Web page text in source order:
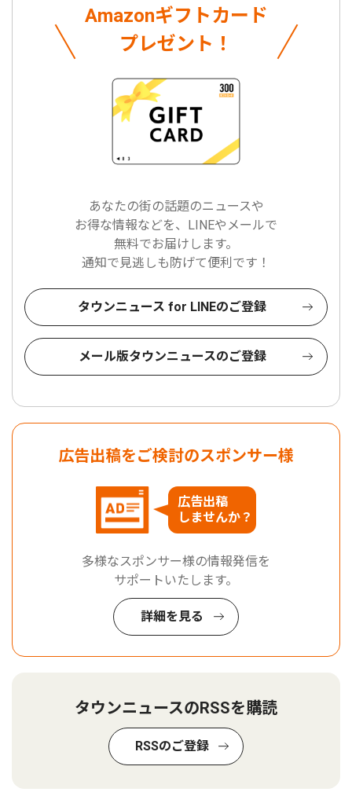
Amazonギフトカード
プレゼント！
あなたの街の話題のニュースや
お得な情報などを、LINEやメールで
無料でお届けします。
通知で見逃しも防げて便利です！
タウンニュース for LINEのご登録
メール版タウンニュースのご登録
広告出稿をご検討のスポンサー様
広告出稿
しませんか？
多様なスポンサー様の情報発信を
サポートいたします。
詳細を見る
タウンニュースのRSSを購読
RSSのご登録